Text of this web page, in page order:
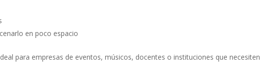
en poco espacio
para empresas de eventos, músicos, docentes o instituciones que necesiten